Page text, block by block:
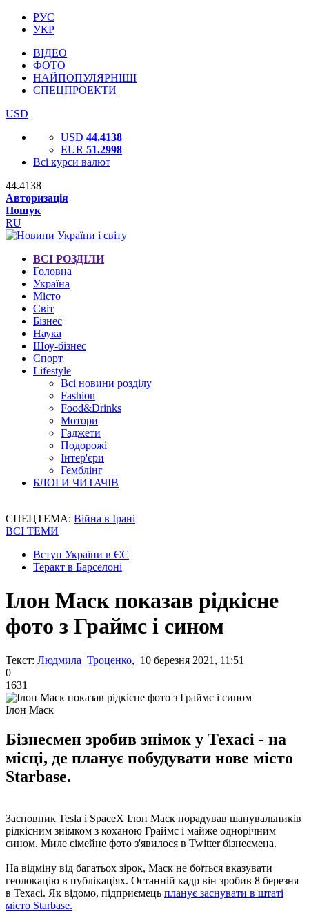
РУС
УКР
ВІДЕО
ФОТО
НАЙПОПУЛЯРНІШІ
СПЕЦПРОЕКТИ
USD
USD 44.4138
EUR 51.2998
Всі курси валют
44.4138
Авторизація
Пошук
RU
ВСІ РОЗДІЛИ
Головна
Україна
Місто
Світ
Бізнес
Наука
Шоу-бізнес
Спорт
Lifestyle
Всі новини розділу
Fashion
Food&Drinks
Мотори
Гаджети
Подорожі
Інтер'єри
Гемблінг
БЛОГИ ЧИТАЧІВ
СПЕЦТЕМА: Війна в Ірані
ВСІ ТЕМИ
Вступ України в ЄС
Теракт в Барселоні
Ілон Маск показав рідкісне
фото з Граймс і сином
Текст: Людмила Троценко, 10 березня 2021, 11:51
0
1631
Ілон Маск
Бізнесмен зробив знімок у Техасі - на
місці, де планує побудувати нове місто
Starbase.
Засновник Tesla і SpaceX Ілон Маск порадував шанувальників
рідкісним знімком з коханою Граймс і майже однорічним
сином. Миле сімейне фото з'явилося в Twitter бізнесмена.
На відміну від багатьох зірок, Маск не боїться вказувати
геолокацію в публікаціях. Останній кадр він зробив 8 березня
в Техасі. Як відомо, підприємець планує заснувати в штаті
місто Starbase.